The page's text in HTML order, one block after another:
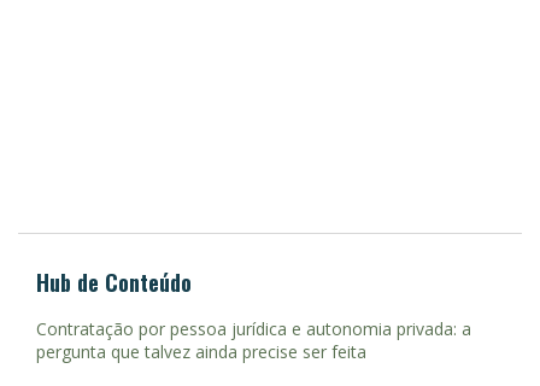
Hub de Conteúdo
Contratação por pessoa jurídica e autonomia privada: a
pergunta que talvez ainda precise ser feita